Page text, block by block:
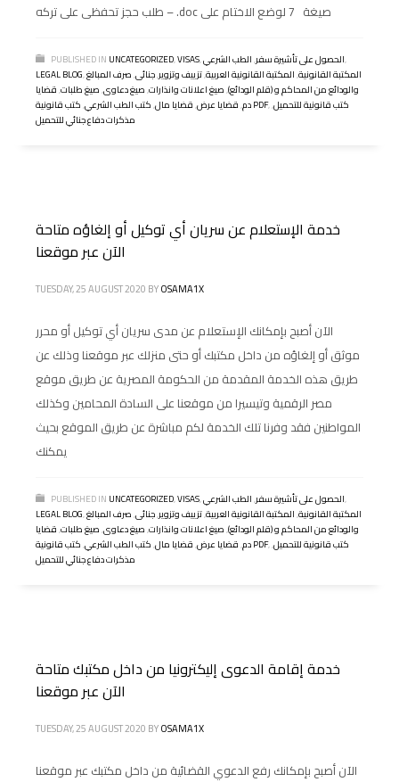
– طلب حجز تحفظى على تركه.doc صيغة 7 لوضع الاختام على
PUBLISHED IN UNCATEGORIZED,VISAS, الحصول على تأشيرة سفر,الطب الشرعي
,
LEGAL BLOG, المكتبة القانونية,المكتبة القانونية العربية,تزييف وتزوير,جنائى,صرف المبالغ
والودائع من المحاكم و (قلم الودائع),صيغ اعلانات وانذارات,صيغ دعاوى,صيغ طلبات,قضايا
دم,قضايا عرض,قضايا مال,كتب الطب الشرعي, كتب قانونية PDF, كتب قانونية للتحميل,
مذكرات دفاع جنائي للتحميل
خدمة الإستعلام عن سريان أي توكيل أو إلغاؤه متاحة
الآن عبر موقعنا
TUESDAY, 25 AUGUST 2020 BYOSAMA1X
الآن أصبح بإمكانك الإستعلام عن مدى سريان أي توكيل أو محرر
موثق أو إلغاؤه من داخل مكتبك أو حتى منزلك عبر موقعنا وذلك عن
طريق هذه الخدمة المقدمة من الحكومة المصرية عن طريق موقع
مصر الرقمية وتيسيرا من موقعنا على السادة المحامين وكذلك
المواطنين فقد وفرنا تلك الخدمة لكم مباشرة عن طريق الموقع بحيث
يمكنك
PUBLISHED IN UNCATEGORIZED,VISAS, الحصول على تأشيرة سفر,الطب الشرعي
,
LEGAL BLOG, المكتبة القانونية,المكتبة القانونية العربية,تزييف وتزوير,جنائى,صرف المبالغ
والودائع من المحاكم و (قلم الودائع),صيغ اعلانات وانذارات,صيغ دعاوى,صيغ طلبات,قضايا
دم,قضايا عرض,قضايا مال,كتب الطب الشرعي, كتب قانونية PDF, كتب قانونية للتحميل,
مذكرات دفاع جنائي للتحميل
خدمة إقامة الدعوى إليكترونيا من داخل مكتبك متاحة
الآن عبر موقعنا
TUESDAY, 25 AUGUST 2020 BYOSAMA1X
الآن أصبح بإمكانك رفع الدعوي القضائية من داخل مكتبك عبر موقعنا